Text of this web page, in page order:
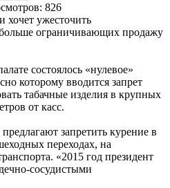
826
хочет ужесточить
ограничивающих продажу
состоялось «нулевое»
которому вводится запрет
табачные изделия в крупных
от касс.
запретить курение в
переходах, на
«2015 год президент
сосудистыми